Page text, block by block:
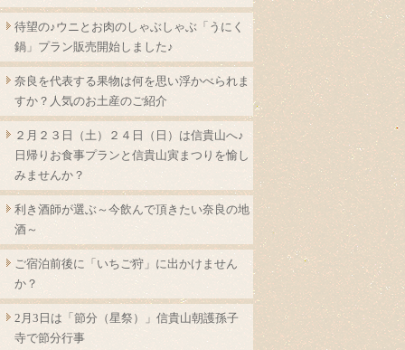
待望の♪ウニとお肉のしゃぶしゃぶ「うにく
鍋」プラン販売開始しました♪
奈良を代表する果物は何を思い浮かべられま
すか？人気のお土産のご紹介
２月２３日（土）２４日（日）は信貴山へ♪
日帰りお食事プランと信貴山寅まつりを愉し
みませんか？
利き酒師が選ぶ～今飲んで頂きたい奈良の地
酒～
ご宿泊前後に「いちご狩」に出かけません
か？
2月3日は「節分（星祭）」信貴山朝護孫子
寺で節分行事